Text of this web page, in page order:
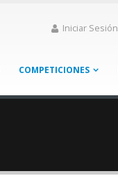
Iniciar Sesión
COMPETICIONES